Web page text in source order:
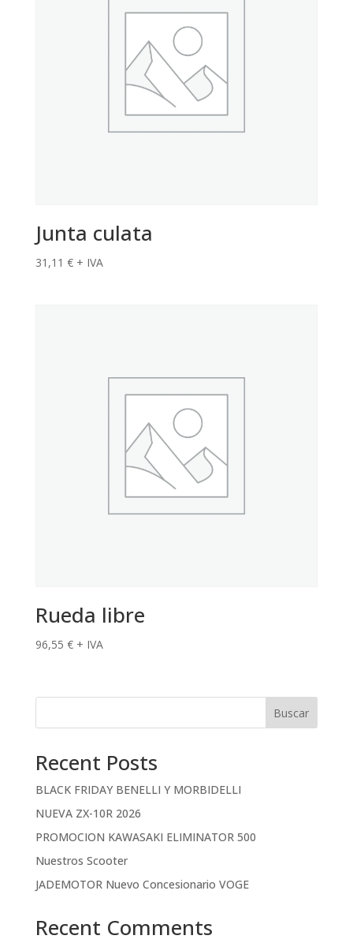
Junta culata
31,11 € + IVA
Rueda libre
96,55 € + IVA
Buscar
Recent Posts
BLACK FRIDAY BENELLI Y MORBIDELLI
NUEVA ZX-10R 2026
PROMOCION KAWASAKI ELIMINATOR 500
Nuestros Scooter
JADEMOTOR Nuevo Concesionario VOGE
Recent Comments